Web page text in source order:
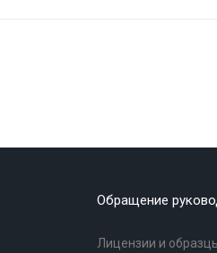
Обращение
Лицензии и